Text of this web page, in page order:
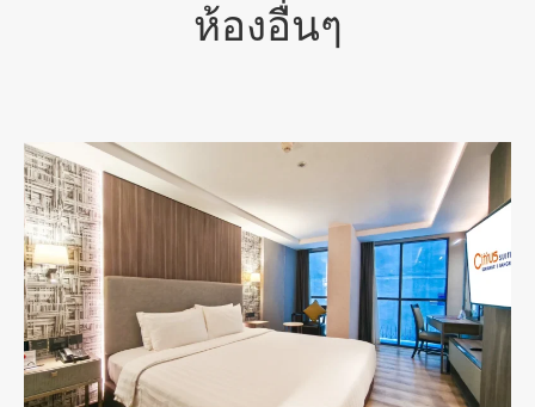
ห้องอื่นๆ